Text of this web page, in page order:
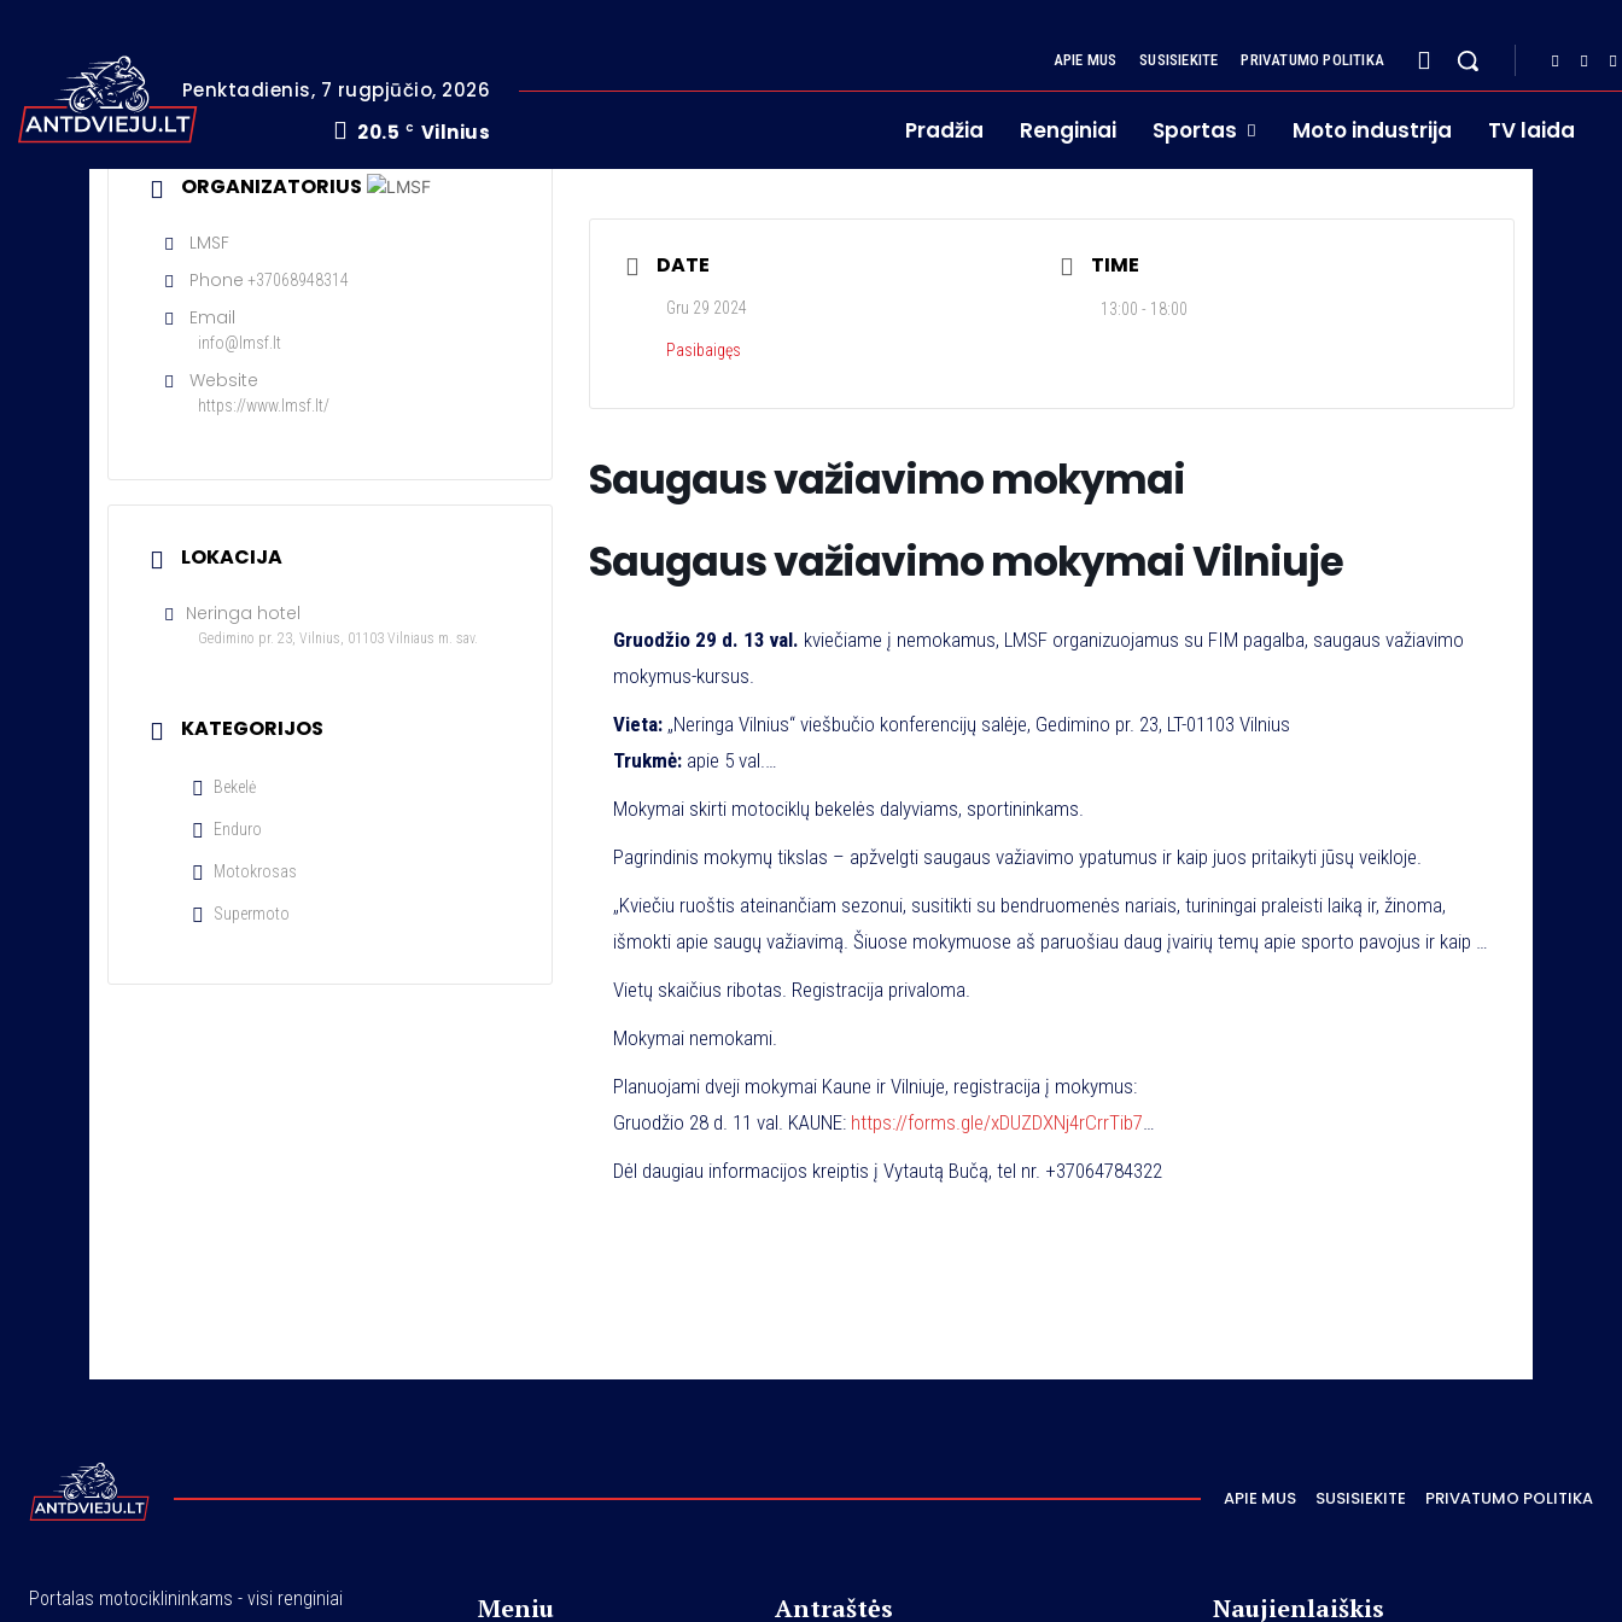
Penktadienis, 7 rugpjūčio, 2026
20.5 C Vilnius
APIE MUS SUSISIEKITE PRIVATUMO POLITIKA
Pradžia Renginiai Sportas Moto industrija TV laida
ORGANIZATORIUS
LMSF
Phone +37068948314
Email
info@lmsf.lt
Website
https://www.lmsf.lt/
LOKACIJA
Neringa hotel
Gedimino pr. 23, Vilnius, 01103 Vilniaus m. sav.
KATEGORIJOS
Bekelė
Enduro
Motokrosas
Supermoto
DATE
Gru 29 2024
Pasibaigęs
TIME
13:00 - 18:00
Saugaus važiavimo mokymai
Saugaus važiavimo mokymai Vilniuje
Gruodžio 29 d. 13 val. kviečiame į nemokamus, LMSF organizuojamus su FIM pagalba, saugaus važiavimo
mokymus-kursus.
Vieta:„Neringa Vilnius“ viešbučio konferencijų salėje, Gedimino pr. 23, LT-01103 Vilnius
Trukmė:apie 5 val.
Registracija: https://forms.gle/YLGqyhiQfEdgB28aA
Mokymai skirti motociklų bekelės dalyviams, sportininkams.
Pagrindinis mokymų tikslas – apžvelgti saugaus važiavimo ypatumus ir kaip juos pritaikyti jūsų veikloje.
„Kviečiu ruoštis ateinančiam sezonui, susitikti su bendruomenės nariais, turiningai praleisti laiką ir, žinoma,
išmokti apie saugų važiavimą. Šiuose mokymuose aš paruošiau daug įvairių temų apie sporto pavojus ir kaip jų
išvengti. Mano tikslas – pasidalinti patirtimi kaip išvengti nelaimingų atsitikimų, pritaikyti saugaus važiavimo
Vietų skaičius ribotas. Registracija privaloma.
Mokymai nemokami.
Planuojami dveji mokymai Kaune ir Vilniuje, registracija į mokymus:
Gruodžio 28 d. 11 val. KAUNE: https://forms.gle/xDUZDXNj4rCrrTib7
Gruodžio 29 d. 13 val. VILNIUJE:
https://forms.gle/YLGqyhiQfEdgB28aA
Dėl daugiau informacijos kreiptis į Vytautą Bučą, tel nr. +37064784322
APIE MUS SUSISIEKITE PRIVATUMO POLITIKA
Portalas motociklininkams - visi renginiai
Meniu Antraštės Naujienlaiškis